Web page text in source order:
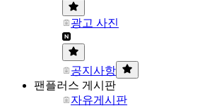
광고 사진
공지사항
팬플러스 게시판
자유게시판